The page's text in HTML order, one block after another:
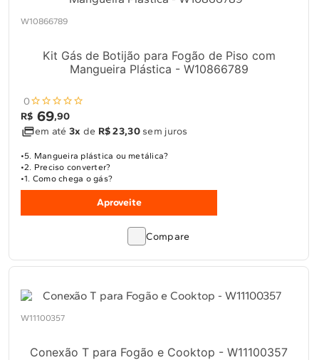
Solicitar conversão de fogão
W10866789
Kit Gás de Botijão para Fogão de Piso com
Mangueira Plástica - W10866789
0
R$ 69,90
em até 3x de R$ 23,30sem juros
5. Mangueira plástica ou metálica?
2. Preciso converter?
1. Como chega o gás?
Aproveite
Compare
W11100357
Conexão T para Fogão e Cooktop - W11100357